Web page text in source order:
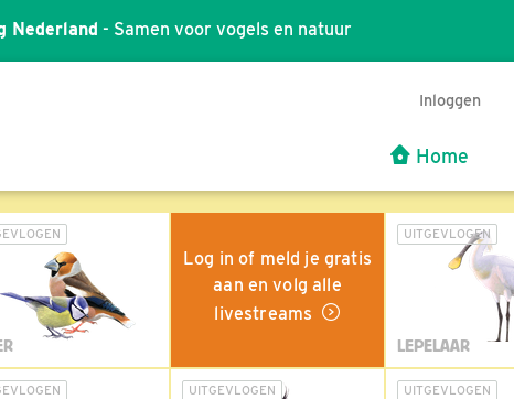
Nederland - Samen voor vogels en natuur
Inloggen
Home
Log in of meld je gratis
aan en volg alle
livestreams
UITGEVLOGEN
LEPELAAR
UITGEVLOGEN UITGEVLOGEN